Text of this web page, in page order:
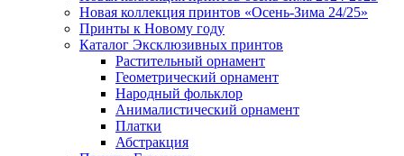
Новая коллекция принтов «Осень-Зима 24/25»
Принты к Новому году
Каталог Эксклюзивных принтов
Растительный орнамент
Геометрический орнамент
Народный фольклор
Анималистический орнамент
Платки
Абстракция